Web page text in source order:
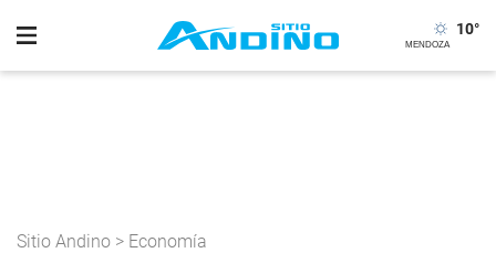
10°
Sitio Andino > Economía